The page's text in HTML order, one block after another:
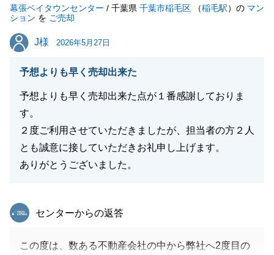
幕張ベイタウンセンター / 千葉県 千葉市稲毛区 （稲毛駅）の マン
ション を ご売却
J様
J様 2026年5月27日
予想よりも早く売却出来た
予想よりも早く売却出来た点が１番感謝しておりま
す。
２度ご利用させていただきましたが、担当者の方２人
とも誠意に接していただきお礼申し上げます。
ありがとうございました。
東急リバブル
センターからの返答
この度は、数ある不動産会社の中から弊社へ2度目の